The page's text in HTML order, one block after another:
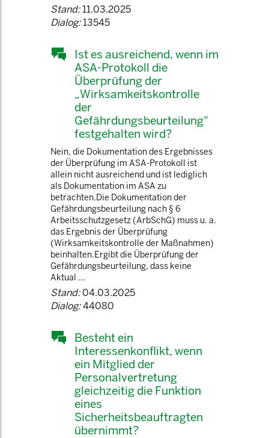
Stand:11.03.2025
Dialog:13545
Ist es ausreichend, wenn im
ASA-Protokoll die
Überprüfung der
„Wirksamkeitskontrolle
der
Gefährdungsbeurteilung"
festgehalten wird?
Nein, die Dokumentation des Ergebnisses
der Überprüfung im ASA-Protokoll ist
allein nicht ausreichend und ist lediglich
als Dokumentation im ASA zu
betrachten.Die Dokumentation der
Gefährdungsbeurteilung nach § 6
Arbeitsschutzgesetz (ArbSchG) muss u. a.
das Ergebnis der Überprüfung
(Wirksamkeitskontrolle der Maßnahmen)
beinhalten.Ergibt die Überprüfung der
Gefährdungsbeurteilung, dass keine
Aktual ...
Stand:04.03.2025
Dialog:44080
Besteht ein
Interessenkonflikt, wenn
ein Mitglied der
Personalvertretung
gleichzeitig die Funktion
eines
Sicherheitsbeauftragten
übernimmt?